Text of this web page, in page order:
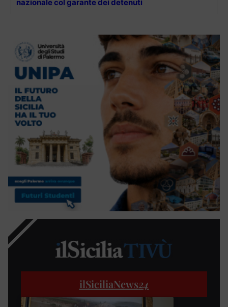
nazionale col garante dei detenuti
ilSiciliaNews24